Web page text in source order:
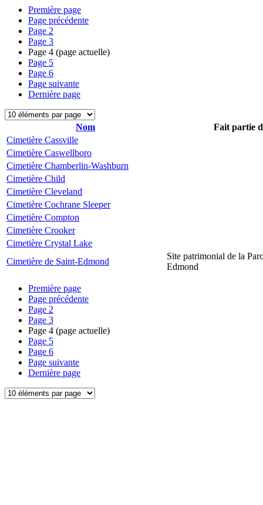
Première page
Page précédente
Page 2
Page 3
Page 4 (page actuelle)
Page 5
Page 6
Page suivante
Dernière page
Nom
Fait partie
Cimetière Cassville
Cimetière Caswellboro
Cimetière Chamberlin-Washburn
Cimetière Child
Cimetière Cleveland
Cimetière Cochrane Sleeper
Cimetière Compton
Cimetière Crooker
Cimetière Crystal Lake
Cimetière de Saint-Edmond
Site patrimonial de la
Edmond
Première page
Page précédente
Page 2
Page 3
Page 4 (page actuelle)
Page 5
Page 6
Page suivante
Dernière page